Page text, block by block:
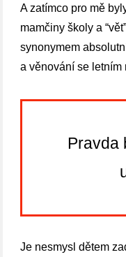
A zatímco pro mě
mamčiny školy a
synonymem
a věnování se letním
Pravda
Je nesmysl dětem